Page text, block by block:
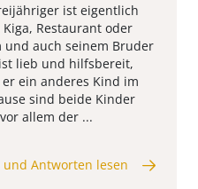
ist eigentlich
Restaurant oder
auch seinem Bruder
lieb und hilfsbereit,
ein anderes Kind im
sind beide Kinder
allem der ...
und Antworten lesen